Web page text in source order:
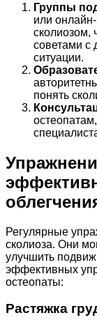
Группы
или
сколиозом,
советами с
ситуации.
понять
Регулярные
сколиоза. Они
улучшить
эффективных
остеопаты:
Растяжка